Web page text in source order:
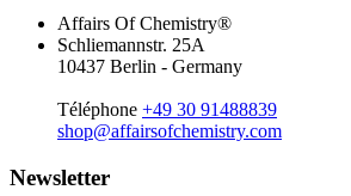
Affairs Of Chemistry®
Schliemannstr. 25A
10437 Berlin - Germany
Téléphone +49 30 91488839
shop@affairsofchemistry.com
Newsletter